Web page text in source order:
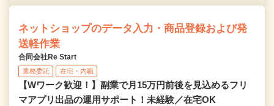
ネットショップのデータ入力・商品登録および発
送軽作業
合同会社Re Start
業務委託 在宅・内職
【Wワーク歓迎！】副業で月15万円前後を見込めるフリ
マアプリ出品の運用サポート！未経験／在宅OK